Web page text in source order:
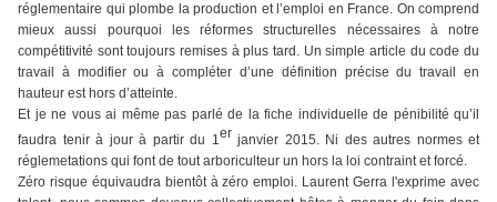
réglementaire qui plombe la production et l’emploi en France. On comprend
mieux aussi pourquoi les réformes structurelles nécessaires à notre
compétitivité sont toujours remises à plus tard. Un simple article du code du
travail à modifier ou à compléter d’une définition précise du travail en
hauteur est hors d’atteinte.
Et je ne vous ai même pas parlé de la fiche individuelle de pénibilité qu’il
faudra tenir à jour à partir du 1er janvier 2015. Ni des autres normes et
réglemetations qui font de tout arboriculteur un hors la loi contraint et forcé.
Zéro risque équivaudra bientôt à zéro emploi. Laurent Gerra l'exprime avec